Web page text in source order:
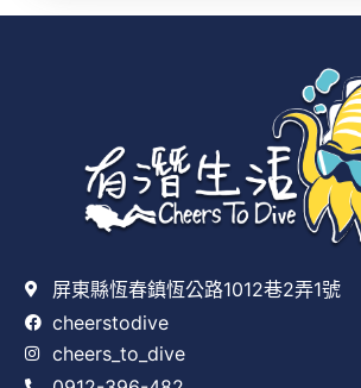
屏東縣恆春鎮恆公路1012巷2弄1號
cheerstodive
cheers_to_dive